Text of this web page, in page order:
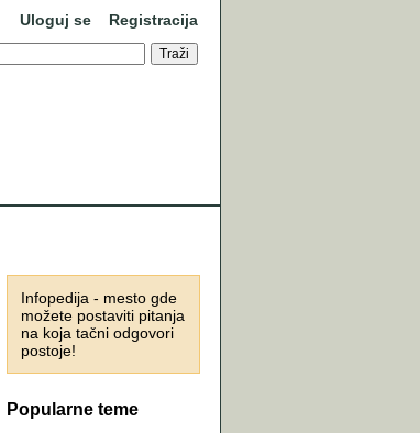
Uloguj se Registracija
Infopedija - mesto gde
možete postaviti pitanja
na koja tačni odgovori
postoje!
Popularne teme